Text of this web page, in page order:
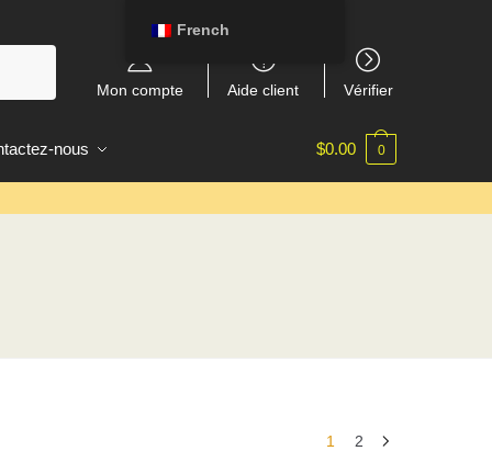
Mon compte Aide client Vérifier
nous $0.00 0
1 2
French